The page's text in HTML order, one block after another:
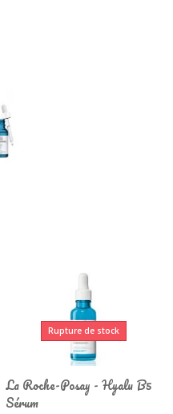
Rupture de stock
La Roche-Posay - Hyalu B5
Sérum